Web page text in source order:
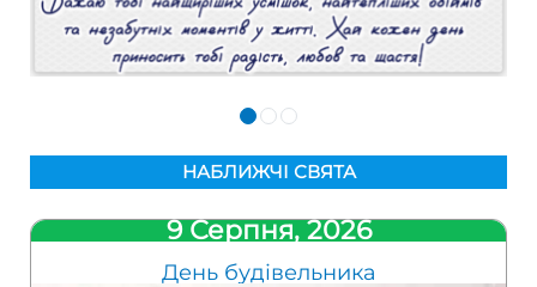
НАБЛИЖЧІ СВЯТА
9 Серпня, 2026
День будівельника